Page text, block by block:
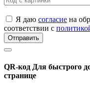
Я даю согласие на
соответствии с
Отправить
QR-код Для быстрого
странице